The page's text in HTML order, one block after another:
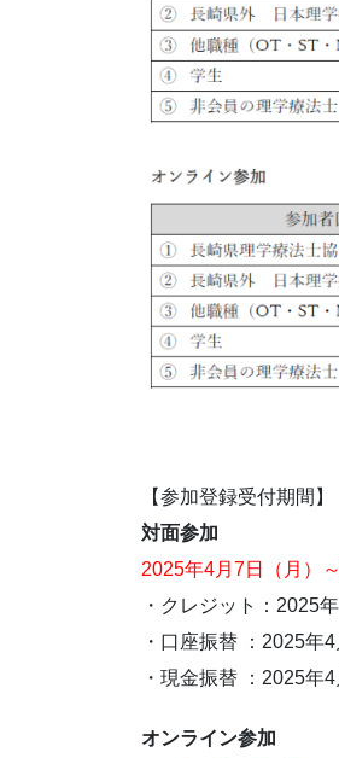
【参加登録受付期間】
対面参加
2025年4月7日（月）
・クレジット：2025
・口座振替 ：2025年
・現金振替 ：2025年
オンライン参加